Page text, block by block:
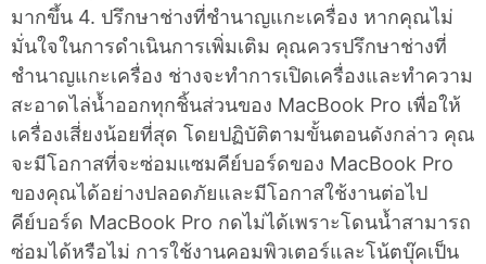
มากขึ้น 4. ปรึกษาช่างที่ชำนาญแกะเครื่อง หากคุณไม่
มั่นใจในการดำเนินการเพิ่มเติม คุณควรปรึกษาช่างที่
ชำนาญแกะเครื่อง ช่างจะทำการเปิดเครื่องและทำความ
สะอาดไล่น้ำออกทุกชิ้นส่วนของ MacBook Pro เพื่อให้
เครื่องเสี่ยงน้อยที่สุด โดยปฏิบัติตามขั้นตอนดังกล่าว คุณ
จะมีโอกาสที่จะซ่อมแซมคีย์บอร์ดของ MacBook Pro
ของคุณได้อย่างปลอดภัยและมีโอกาสใช้งานต่อไป
คีย์บอร์ด MacBook Pro กดไม่ได้เพราะโดนน้ำสามารถ
ซ่อมได้หรือไม่ การใช้งานคอมพิวเตอร์และโน้ตบุ๊คเป็น